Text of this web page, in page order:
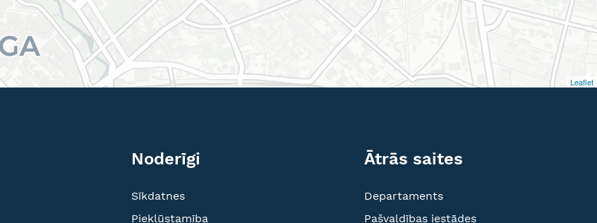
Leaflet
Noderīgi
Sīkdatnes
Piekļūstamība
Ātrās saites
Departaments
Pašvaldības iestādes